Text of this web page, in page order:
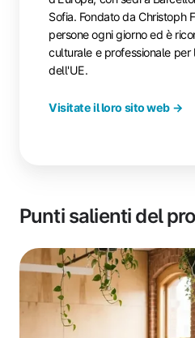
Sofia. Fondato da Christoph
persone ogni giorno ed è
culturale e professionale per
dell'UE.
Visitate il loro sito web →
Punti salienti del